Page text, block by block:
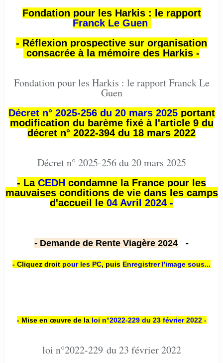
Fondation pour les Harkis : le rapport
Franck Le Guen
- Réflexion prospective sur organisation
consacrée à la mémoire des Harkis -
Fondation pour les Harkis : le rapport Franck Le
Guen
Décret n° 2025-256 du 20 mars 2025portant
modification du barème fixé à l'article 9 du
décret n° 2022-394 du 18 mars 2022
Décret n° 2025-256 du 20 mars 2025
- La CEDH condamne la France pour les
mauvaises conditions de vie dans les camps
d'accueil le 04 Avril 2024 -
- Demande de Rente Viagère 2024 -
- Cliquez droit pour les PC, puis Enregistrer l'image sous...
- Mise en œuvre de la loi n°2022-229 du 23 février 2022 -
loi n°2022-229 du 23 février 2022